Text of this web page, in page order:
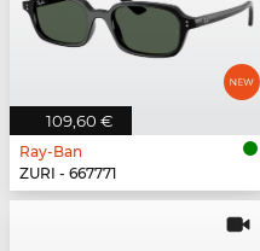
109,60 €
Ray-Ban
ZURI - 667771